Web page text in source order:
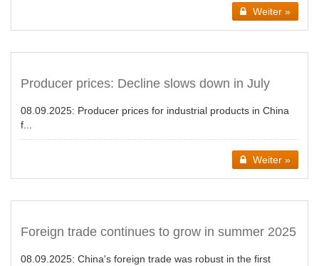
Weiter »
Producer prices: Decline slows down in July
08.09.2025: Producer prices for industrial products in China
f...
Weiter »
Foreign trade continues to grow in summer 2025
08.09.2025: China's foreign trade was robust in the first